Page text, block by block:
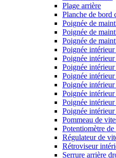
Plage arrière
Planche de bord
Poignée de
Poignée de
Poignée de
Poignée
Poignée
Poignée
Poignée
Poignée
Poignée
Poignée
Poignée
Pommeau de
Potentiomètre
Régulateur de
Rétroviseur
Serrure arrière